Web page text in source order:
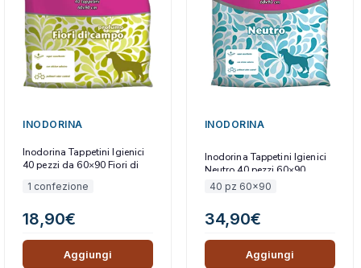
INODORINA
Inodorina Tappetini Igienici
40 pezzi da 60×90 Fiori di
1 confezione
18,90€
Aggiungi
INODORINA
Inodorina Tappetini Igienici
Neutro 40 pezzi 60×90
40 pz 60x90
34,90€
Aggiungi